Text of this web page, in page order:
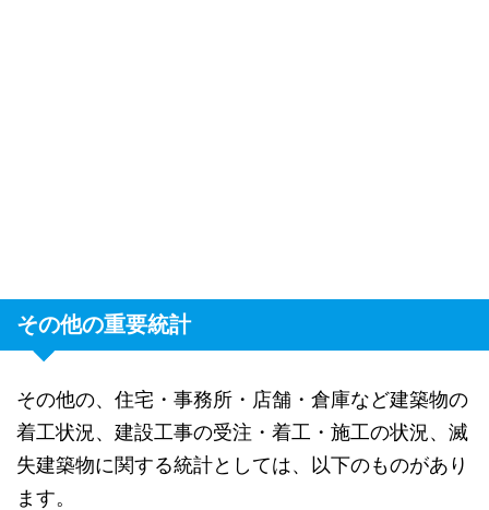
その他の重要統計
その他の、住宅・事務所・店舗・倉庫など建築物の
着工状況、建設工事の受注・着工・施工の状況、滅
失建築物に関する統計としては、以下のものがあり
ます。